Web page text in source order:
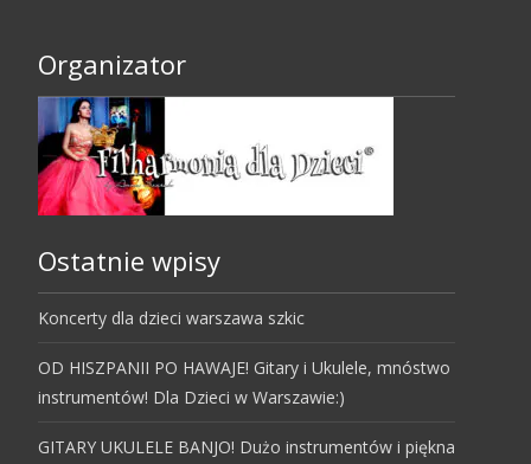
Organizator
Ostatnie wpisy
Koncerty dla dzieci warszawa szkic
OD HISZPANII PO HAWAJE! Gitary i Ukulele, mnóstwo
instrumentów! Dla Dzieci w Warszawie:)
GITARY UKULELE BANJO! Dużo instrumentów i piękna